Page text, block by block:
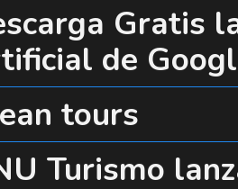
Gratis
de
tours
Turismo